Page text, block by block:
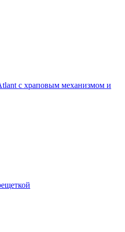
с храповым механизмом и